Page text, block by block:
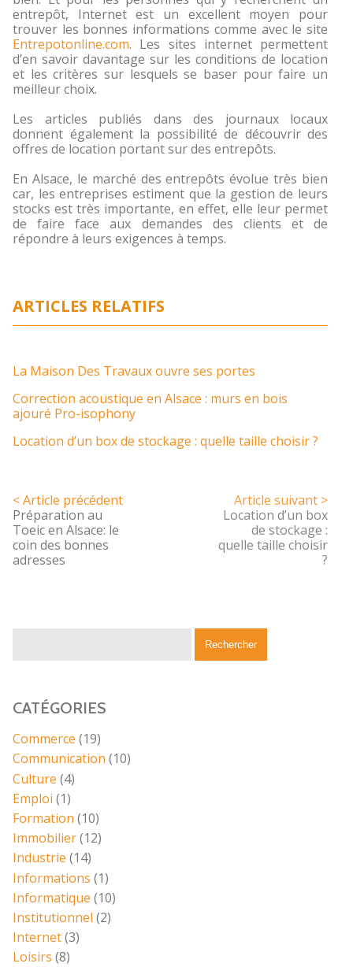
entrepôt, Internet est un excellent moyen pour
trouver les bonnes informations comme avec le site
Entrepotonline.com. Les sites internet permettent
d’en savoir davantage sur les conditions de location
et les critères sur lesquels se baser pour faire un
meilleur choix.
Les articles publiés dans des journaux locaux
donnent également la possibilité de découvrir des
offres de location portant sur des entrepôts.
En Alsace, le marché des entrepôts évolue très bien
car, les entreprises estiment que la gestion de leurs
stocks est très importante, en effet, elle leur permet
de faire face aux demandes des clients et de
répondre à leurs exigences à temps.
ARTICLES RELATIFS
La Maison Des Travaux ouvre ses portes
Correction acoustique en Alsace : murs en bois
ajouré Pro-isophony
Location d’un box de stockage : quelle taille choisir ?
< Article précédent
Préparation au
Toeic en Alsace: le
coin des bonnes
adresses
Article suivant >
Location d’un box
de stockage :
quelle taille choisir
?
CATÉGORIES
Commerce (19)
Communication (10)
Culture (4)
Emploi (1)
Formation (10)
Immobilier(12)
Industrie (14)
Informations (1)
Informatique (10)
Institutionnel (2)
Internet(3)
Loisirs (8)